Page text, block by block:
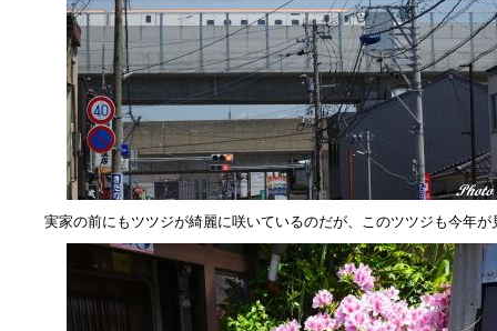
実家の前にもツツジが綺麗に咲いているのだが、このツツジも今年が